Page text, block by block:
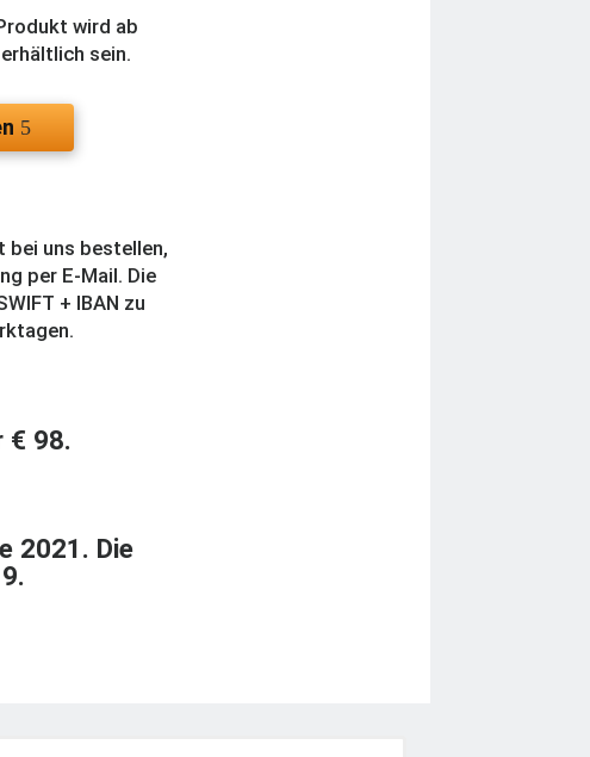
wird ab
sein.
bei uns bestellen,
per E-Mail. Die
+ IBAN zu
€ 98.
2021. Die